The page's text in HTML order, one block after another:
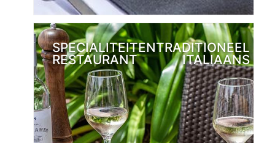
SPECIALITEITEN
RESTAURANT
TRADITIONEEL
ITALIAANS